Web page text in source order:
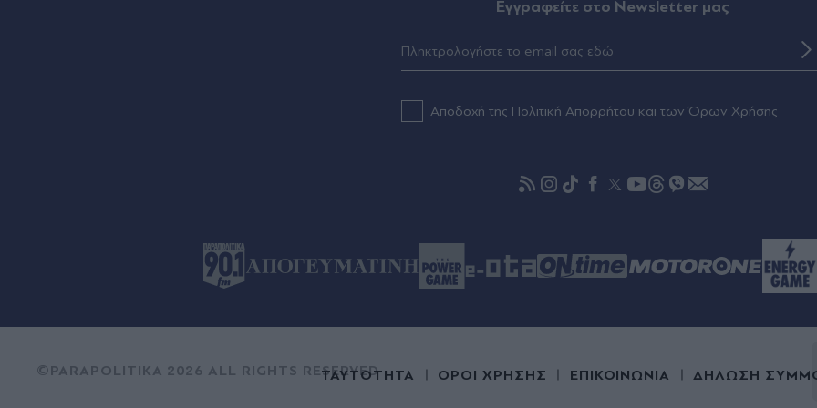
Eγγραφείτε στο Newsletter μας
Αποδοχή της Πολιτική Απορρήτου και τωνΌρων Χρήσης
ΤΑΥΤΟΤΗΤΑ ΟΡΟΙ ΧΡΗΣΗΣ ΕΠΙΚΟΙΝΩΝΙΑ ΔΗΛΩΣΗ
©PARAPOLITIKA 2026 ALL RIGHTS RESERVED